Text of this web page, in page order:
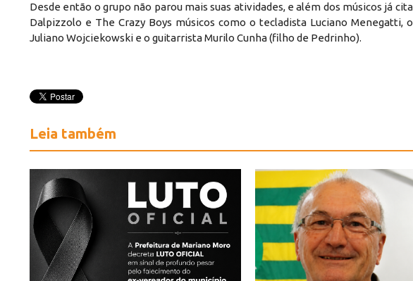
Desde então o grupo não parou mais suas atividades, e além dos músicos já
Dalpizzolo e The Crazy Boys músicos como o tecladista Luciano Menegatti,
Juliano Wojciekowski e o guitarrista Murilo Cunha (filho de Pedrinho).
Leia também